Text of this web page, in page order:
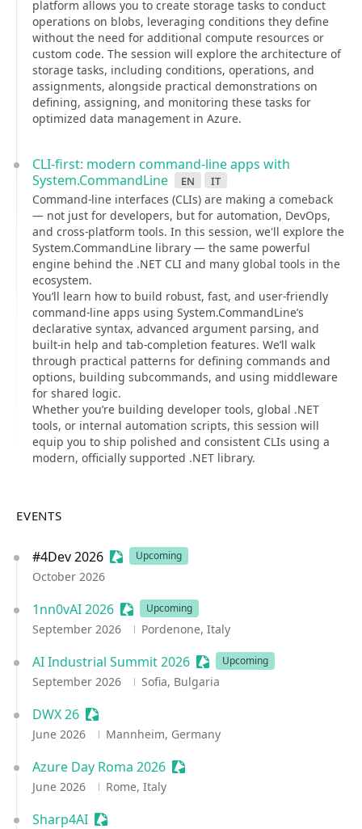
platform allows you to create storage tasks to conduct
operations on blobs, leveraging conditions they define
without the need for additional compute resources or
custom code. The session will explore the architecture of
storage tasks, including conditions, operations, and
assignments, alongside practical demonstrations on
defining, assigning, and monitoring these tasks for
optimized data management in Azure.
CLI-first: modern command-line apps with
System.CommandLine
en it
Command-line interfaces (CLIs) are making a comeback
— not just for developers, but for automation, DevOps,
and cross-platform tools. In this session, we'll explore the
System.CommandLine library — the same powerful
engine behind the .NET CLI and many global tools in the
ecosystem.
You’ll learn how to build robust, fast, and user-friendly
command-line apps using System.CommandLine’s
declarative syntax, advanced argument parsing, and
built-in help and tab-completion features. We’ll walk
through practical patterns for defining commands and
options, building subcommands, and using middleware
for shared logic.
Whether you’re building developer tools, global .NET
tools, or internal automation scripts, this session will
equip you to ship polished and consistent CLIs using a
modern, officially supported .NET library.
EVENTS
#4Dev 2026 Sessionize Event
Upcoming
October 2026
1nn0vAI 2026 Sessionize Event
Upcoming
September 2026 Pordenone, Italy
AI Industrial Summit 2026 Sessionize Event
Upcoming
September 2026 Sofia, Bulgaria
DWX 26 Sessionize Event
June 2026 Mannheim, Germany
Azure Day Roma 2026 Sessionize Event
June 2026 Rome, Italy
Sharp4AI Sessionize Event